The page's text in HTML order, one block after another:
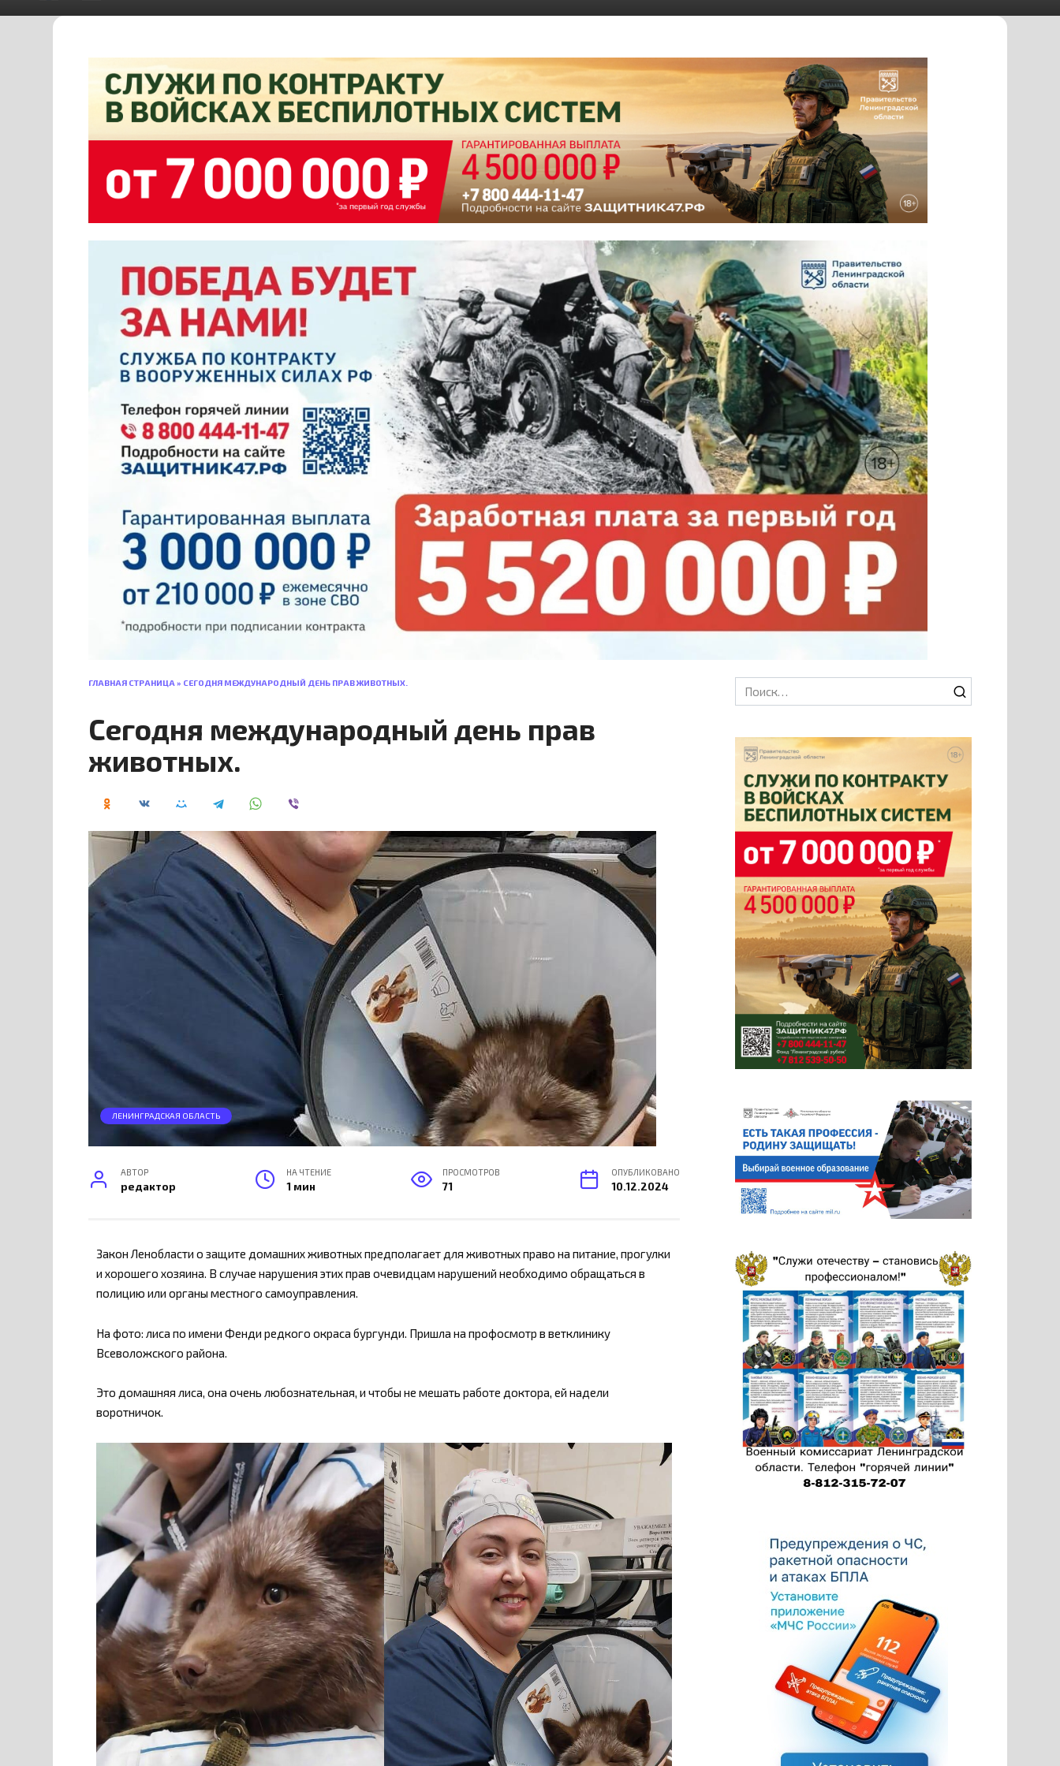
ГЛАВНАЯ СТРАНИЦА» СЕГОДНЯ МЕЖДУНАРОДНЫЙ ДЕНЬ ПРАВ ЖИВОТНЫХ.
Сегодня международный день прав
животных.
ЛЕНИНГРАДСКАЯ ОБЛАСТЬ
АВТОР
редактор
НА ЧТЕНИЕ
1 мин
ПРОСМОТРОВ
71
ОПУБЛИКОВАНО
10.12.2024
Закон Ленобласти о защите домашних животных предполагает для животных право на питание, прогулки
и хорошего хозяина. В случае нарушения этих прав очевидцам нарушений необходимо обращаться в
полицию или органы местного самоуправления.
На фото: лиса по имени Фенди редкого окраса бургунди. Пришла на профосмотр в ветклинику
Всеволожского района.
Это домашняя лиса, она очень любознательная, и чтобы не мешать работе доктора, ей надели
воротничок.
Search
for: